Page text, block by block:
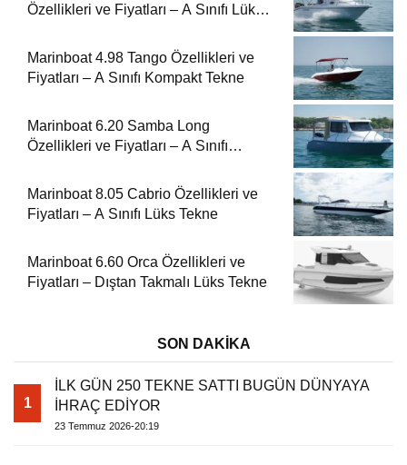
Özellikleri ve Fiyatları – A Sınıfı Lüks
Marinboat 4.98 Tango Özellikleri ve
Fiyatları – A Sınıfı Kompakt Tekne
Marinboat 6.20 Samba Long
Özellikleri ve Fiyatları – A Sınıfı
Marinboat 8.05 Cabrio Özellikleri ve
Fiyatları – A Sınıfı Lüks Tekne
Marinboat 6.60 Orca Özellikleri ve
Fiyatları – Dıştan Takmalı Lüks Tekne
SON DAKİKA
1
İLK GÜN 250 TEKNE SATTI BUGÜN DÜNYAYA
İHRAÇ EDİYOR
23 Temmuz 2026-20:19